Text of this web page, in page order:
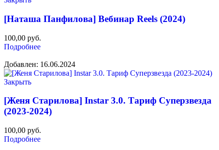
[Наташа Панфилова] Вебинар Reels (2024)
100,00 руб.
Подробнее
Добавлен: 16.06.2024
Закрыть
[Женя Старилова] Instar 3.0. Тариф Суперзвезда
(2023-2024)
100,00 руб.
Подробнее